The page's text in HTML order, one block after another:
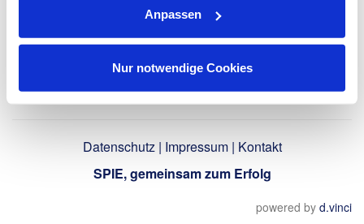
Anpassen
Nur notwendige Cookies
Datenschutz| Impressum| Kontakt
SPIE, gemeinsam zum Erfolg
powered by d.vinci